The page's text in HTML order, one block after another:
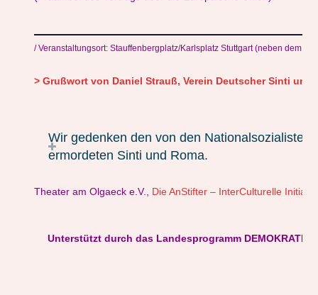
/ Veranstaltungsort: Stauffenbergplatz/Karlsplatz Stuttgart (neben dem
> Grußwort von Daniel Strauß, Verein Deutscher Sinti und
Wir gedenken den von den Nationalsozialisten
ermordeten Sinti und Roma.
Theater am Olgaeck e.V., Die AnStifter – InterCulturelle
Unterstützt durch das Landesprogramm DEMOKRATIE